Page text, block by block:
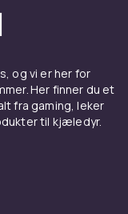
og vi er her for
Her finner du et
fra gaming, leker
til kjæledyr.